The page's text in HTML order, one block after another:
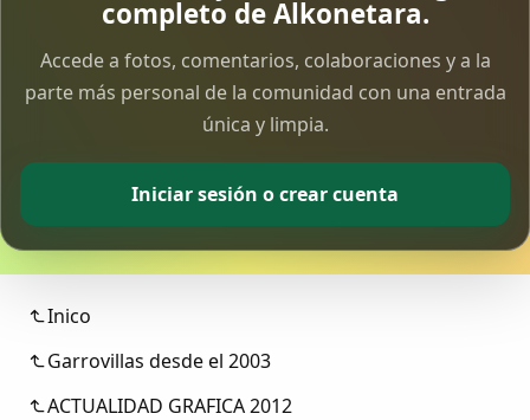
El Tiempo
Comunidad
Colaboradores
AlkoTV
completo de Alkonetara.
Accede a fotos, comentarios, colaboraciones y a la
parte más personal de la comunidad con una entrada
única y limpia.
Iniciar sesión o crear cuenta
Inico
Garrovillas desde el 2003
ACTUALIDAD GRAFICA 2012